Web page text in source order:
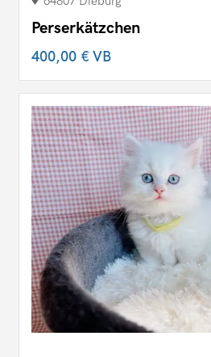
Perserkätzchen
400,00 €VB